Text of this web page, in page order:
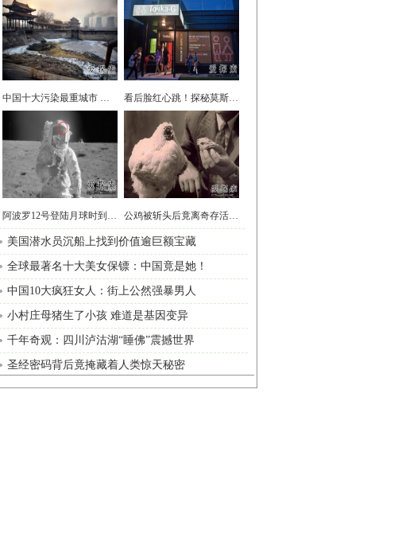
看后脸红心跳！探秘莫斯科情色博物馆
公鸡被斩头后竟离奇存活18个月 无头鸡成明星被邀
美国潜水员沉船上找到价值逾巨额宝藏
全球最著名十大美女保镖：中国竟是她！
中国10大疯狂女人：街上公然强暴男人
小村庄母猪生了小孩 难道是基因变异
千年奇观：四川泸沽湖“睡佛”震撼世界
圣经密码背后竟掩藏着人类惊天秘密